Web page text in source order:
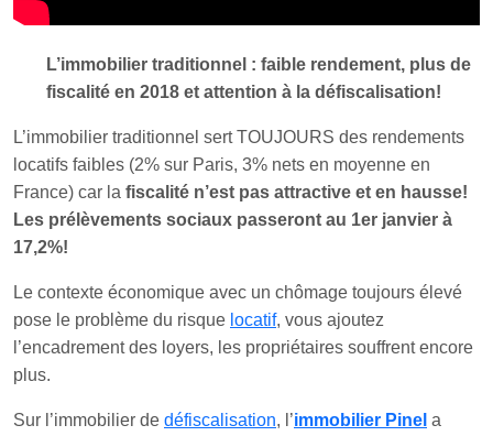
L’immobilier traditionnel : faible rendement, plus de
fiscalité en 2018 et attention à la défiscalisation!
L’immobilier traditionnel sert TOUJOURS des rendements
locatifs faibles (2% sur Paris, 3% nets en moyenne en
France) car la fiscalité n’est pas attractive et en hausse!
Les prélèvements sociaux passeront au 1er janvier à
17,2%!
Le contexte économique avec un chômage toujours élevé
pose le problème du risque locatif, vous ajoutez
l’encadrement des loyers, les propriétaires souffrent encore
plus.
Sur l’immobilier de défiscalisation, l’immobilier Pinel a